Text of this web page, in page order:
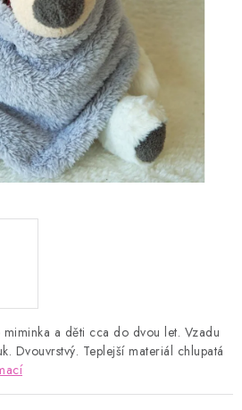
Doprava a platba
pro vrácení a výměnu
podmínky
údajů
Blog
a děti cca do dvou let. Vzadu
Dvouvrstvý. Teplejší materiál chlupatá